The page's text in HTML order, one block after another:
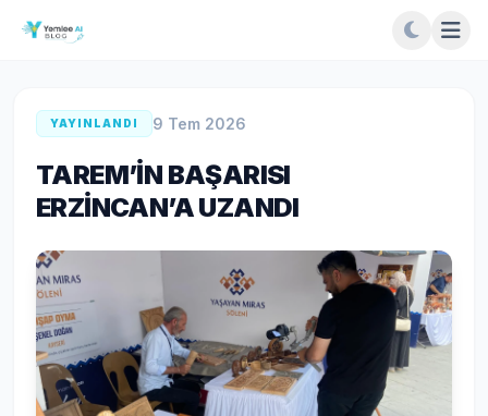
YAYINLANDI 9 Tem 2026
TAREM’İN BAŞARISI
ERZİNCAN’A UZANDI